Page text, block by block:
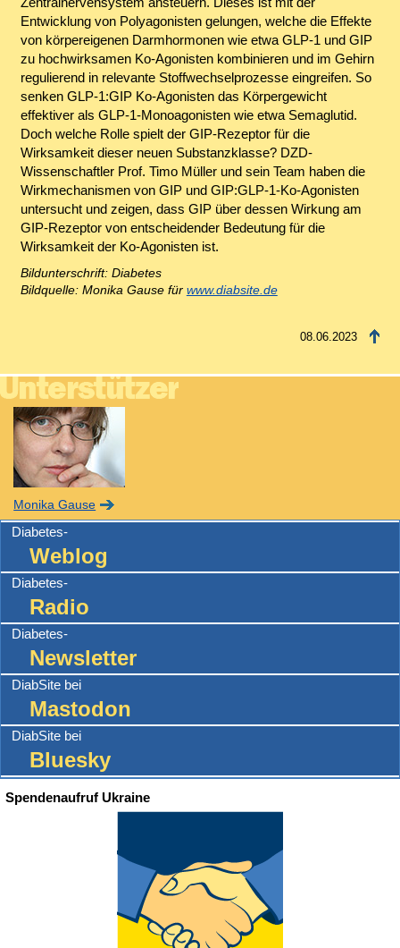
Entwicklung von Polyagonisten gelungen, welche die Effekte
von körpereigenen Darmhormonen wie etwa GLP-1 und GIP
zu hochwirksamen Ko-Agonisten kombinieren und im Gehirn
regulierend in relevante Stoffwechselprozesse eingreifen. So
senken GLP-1:GIP Ko-Agonisten das Körpergewicht
effektiver als GLP-1-Monoagonisten wie etwa Semaglutid.
Doch welche Rolle spielt der GIP-Rezeptor für die
Wirksamkeit dieser neuen Substanzklasse? DZD-
Wissenschaftler Prof. Timo Müller und sein Team haben die
Wirkmechanismen von GIP und GIP:GLP-1-Ko-Agonisten
untersucht und zeigen, dass GIP über dessen Wirkung am
GIP-Rezeptor von entscheidender Bedeutung für die
Wirksamkeit der Ko-Agonisten ist.
Bildunterschrift: Diabetes
Bildquelle: Monika Gause für www.diabsite.de
08.06.2023
Monika Gause
Diabetes-
Weblog
Diabetes-
Radio
Diabetes-
Newsletter
DiabSite bei
Mastodon
DiabSite bei
Bluesky
Spendenaufruf Ukraine